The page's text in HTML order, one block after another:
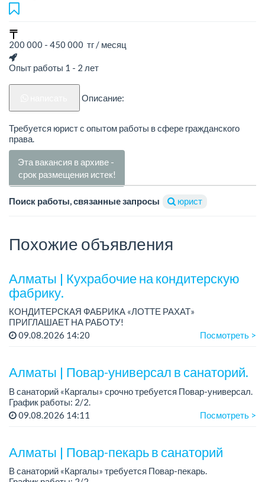
200 000 - 450 000 тг / месяц
Опыт работы 1 - 2 лет
Описание:
Требуется юрист с опытом работы в сфере гражданского
права.
Эта вакансия в архиве -
срок размещения истек!
Поиск работы, связанные запросы юрист
Похожие объявления
Алматы | Кухрабочие на кондитерскую
фабрику.
КОНДИТЕРСКАЯ ФАБРИКА «ЛОТТЕ РАХАТ»
ПРИГЛАШАЕТ НА РАБОТУ!
Зарплата: от 120 000 до 180 000 тенге.
09.08.2026 14:20 Посмотреть >
Алматы | Повар-универсал в санаторий.
В санаторий «Каргалы» срочно требуется Повар-универсал.
График работы: 2/2.
Зарплата: 180 000 тенге на руки + соцпакет.
09.08.2026 14:11 Посмотреть >
Алматы | Повар-пекарь в санаторий
В санаторий «Каргалы» требуется Повар-пекарь.